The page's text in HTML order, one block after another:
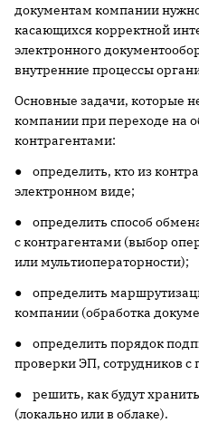
документам компании
касающихся корректной
электронного
внутренние процессы
Основные задачи, которые
компании при переходе на
контрагентами:
● определить, кто из
электронном виде;
● определить способ
с контрагентами (выбор
или мультиоператорности);
● определить
компании (обработка
● определить порядок
проверки ЭП, сотрудников с
● решить, как будут
(локально или в облаке).